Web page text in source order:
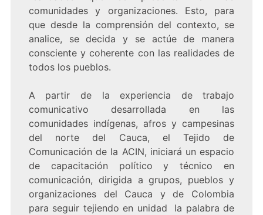
comunidades y organizaciones. Esto, para
que desde la comprensión del contexto, se
analice, se decida y se actúe de manera
consciente y coherente con las realidades de
todos los pueblos.
A partir de la experiencia de trabajo
comunicativo desarrollada en las
comunidades indígenas, afros y campesinas
del norte del Cauca, el Tejido de
Comunicación de la ACIN, iniciará un espacio
de capacitación político y técnico en
comunicación, dirigida a grupos, pueblos y
organizaciones del Cauca y de Colombia
para seguir tejiendo en unidad la palabra de